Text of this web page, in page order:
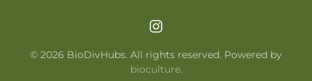
© 2026 BioDivHubs. All rights reserved. Powered by
bioculture.